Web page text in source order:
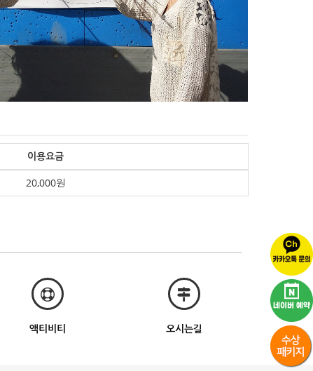
이용요금
20,000원
액티비티 오시는길